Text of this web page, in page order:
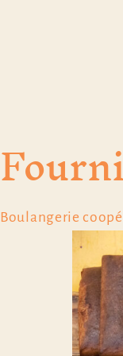
Boulangerie